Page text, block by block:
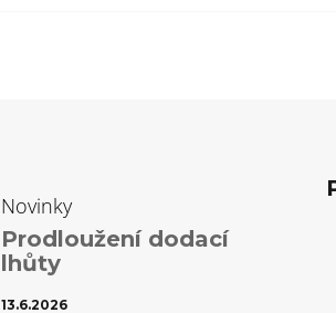
Novinky
Prodloužení dodací
lhůty
13.6.2026